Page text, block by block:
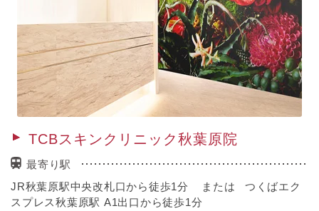
TCBスキンクリニック秋葉原院
最寄り駅
JR秋葉原駅中央改札口から徒歩1分 または つくばエク
スプレス秋葉原駅 A1出口から徒歩1分